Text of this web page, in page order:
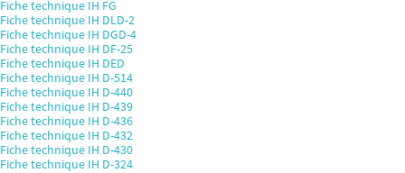
Fiche technique IH FG
Fiche technique IH DLD-2
Fiche technique IH DGD-4
Fiche technique IH DF-25
Fiche technique IH DED
Fiche technique IH D-514
Fiche technique IH D-440
Fiche technique IH D-439
Fiche technique IH D-436
Fiche technique IH D-432
Fiche technique IH D-430
Fiche technique IH D-324